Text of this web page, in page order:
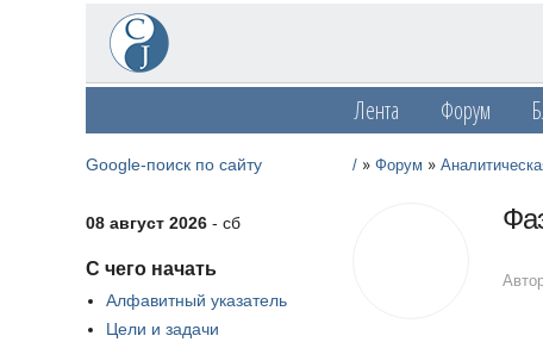
Лента Форум
Google-поиск по сайту
08 август 2026 - сб
С чего начать
Алфавитный указатель
Цели и задачи
/ » Форум »